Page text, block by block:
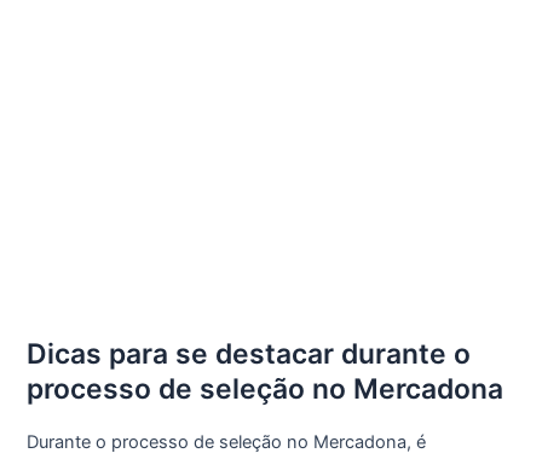
Dicas para se destacar durante o
processo de seleção no Mercadona
Durante o processo de seleção no Mercadona, é